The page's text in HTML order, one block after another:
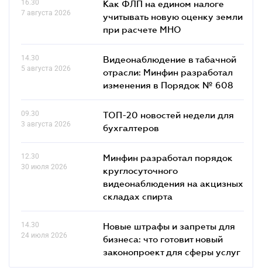
16.30
7 августа 2026
Как ФЛП на едином налоге
учитывать новую оценку земли
при расчете МНО
14.30
5 августа 2026
Видеонаблюдение в табачной
отрасли: Минфин разработал
изменения в Порядок № 608
09.30
3 августа 2026
ТОП-20 новостей недели для
бухгалтеров
12.30
30 июля 2026
Минфин разработал порядок
круглосуточного
видеонаблюдения на акцизных
складах спирта
14.30
24 июля 2026
Новые штрафы и запреты для
бизнеса: что готовит новый
законопроект для сферы услуг